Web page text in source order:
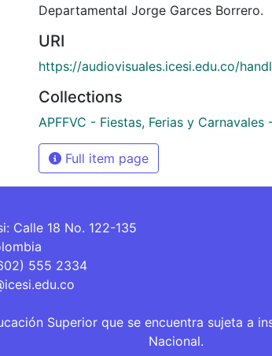
Departamental Jorge Garces Borrero.
URI
https://audiovisuales.icesi.edu.co/
Collections
APFFVC - Fiestas, Ferias y Carnavales
Full item page
Calle 18 No. 122-135
555 2334
Superior que se encuentra sujeta a
Nacional.